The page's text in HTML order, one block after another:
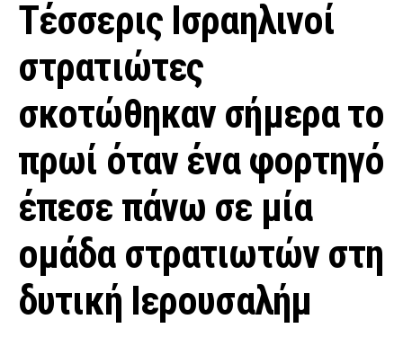
Τέσσερις Ισραηλινοί
στρατιώτες
σκοτώθηκαν σήμερα το
πρωί όταν ένα φορτηγό
έπεσε πάνω σε μία
ομάδα στρατιωτών στη
δυτική Ιερουσαλήμ